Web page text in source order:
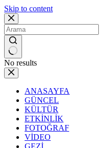
Skip to content
No results
ANASAYFA
GÜNCEL
KÜLTÜR
ETKİNLİK
FOTOĞRAF
VİDEO
GEZİ